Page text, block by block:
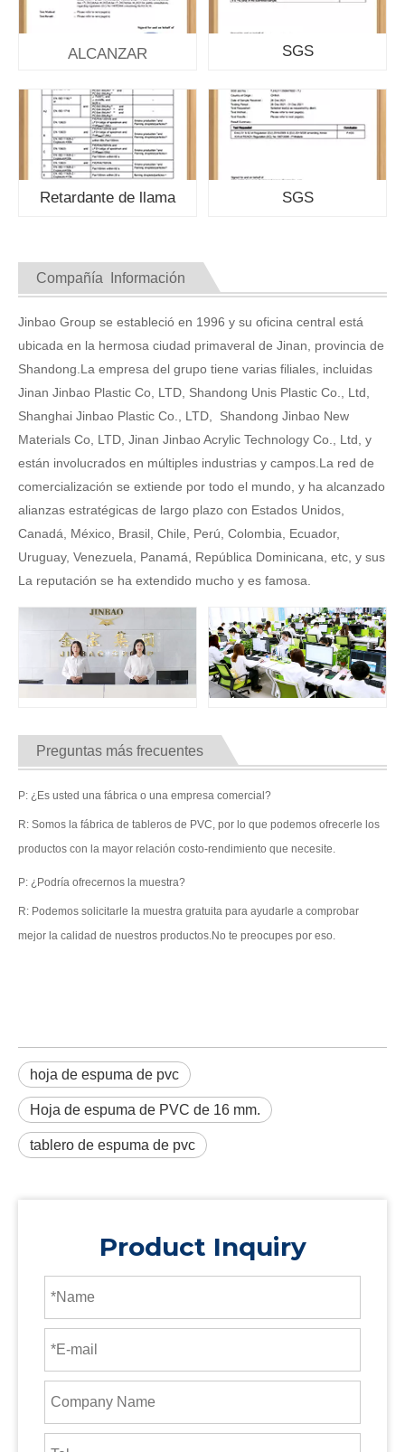
ALCANZAR SGS
Retardante de llama SGS
Compañía Información
Jinbao Group se estableció en 1996 y su oficina central está
ubicada en la hermosa ciudad primaveral de Jinan, provincia de
Shandong.La empresa del grupo tiene varias filiales, incluidas
Jinan Jinbao Plastic Co, LTD, Shandong Unis Plastic Co., Ltd,
Shanghai Jinbao Plastic Co., LTD, Shandong Jinbao New
Materials Co, LTD, Jinan Jinbao Acrylic Technology Co., Ltd, y
están involucrados en múltiples industrias y campos.La red de
comercialización se extiende por todo el mundo, y ha alcanzado
alianzas estratégicas de largo plazo con Estados Unidos,
Canadá, México, Brasil, Chile, Perú, Colombia, Ecuador,
Uruguay, Venezuela, Panamá, República Dominicana, etc, y sus
La reputación se ha extendido mucho y es famosa.
Preguntas más frecuentes
P: ¿Es usted una fábrica o una empresa comercial?
R: Somos la fábrica de tableros de PVC, por lo que podemos ofrecerle los
productos con la mayor relación costo-rendimiento que necesite.
P: ¿Podría ofrecernos la muestra?
R: Podemos solicitarle la muestra gratuita para ayudarle a comprobar
mejor la calidad de nuestros productos.No te preocupes por eso.
hoja de espuma de pvc
Hoja de espuma de PVC de 16 mm.
tablero de espuma de pvc
Product Inquiry